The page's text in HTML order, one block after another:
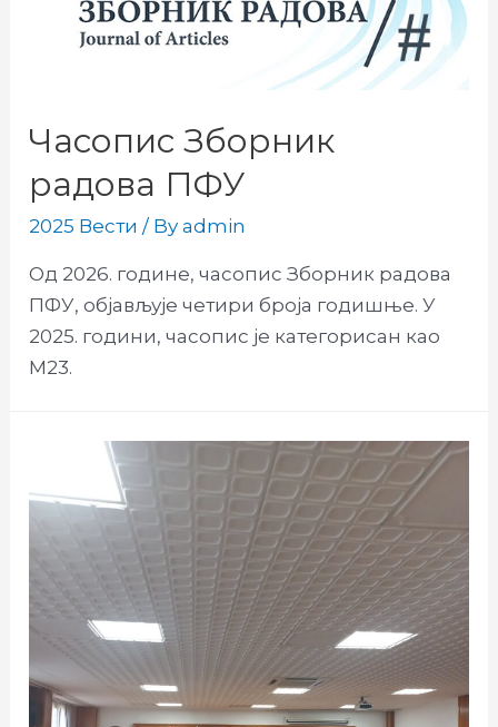
Часопис Зборник
радова ПФУ
2025 Вести / Byadmin
Од 2026. године, часопис Зборник радова
ПФУ, објављује четири броја годишње. У
2025. години, часопис је категорисан као
М23.